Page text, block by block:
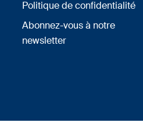
Politique de confidentialité
Abonnez-vous à notre
newsletter